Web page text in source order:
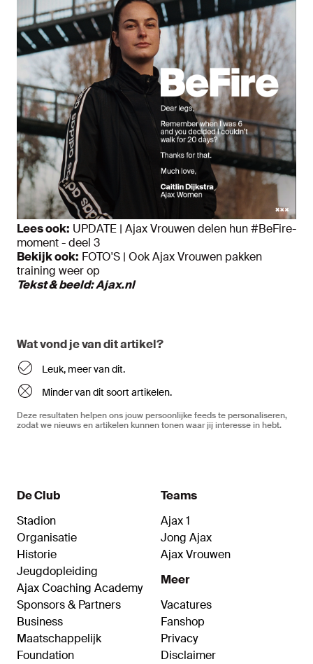
Lees ook: UPDATE | Ajax Vrouwen delen hun #BeFire-
moment - deel 3
Bekijk ook: FOTO'S | Ook Ajax Vrouwen pakken
training weer op
Tekst & beeld: Ajax.nl
Wat vond je van dit artikel?
Leuk, meer van dit.
Minder van dit soort artikelen.
Deze resultaten helpen ons jouw persoonlijke feeds te personaliseren,
zodat we nieuws en artikelen kunnen tonen waar jij interesse in hebt.
De Club
Stadion
Organisatie
Historie
Jeugdopleiding
Ajax Coaching Academy
Sponsors & Partners
Business
Maatschappelijk
Foundation
Teams
Ajax 1
Jong Ajax
Ajax Vrouwen
Meer
Vacatures
Fanshop
Privacy
Disclaimer